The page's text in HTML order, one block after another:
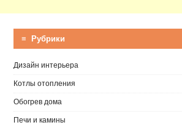
≡ Рубрики
Дизайн интерьера
Котлы отопления
Обогрев дома
Печи и камины